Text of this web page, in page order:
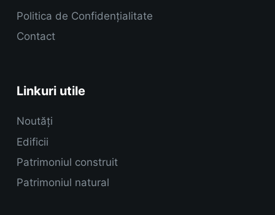
Politica de Confidențialitate
Contact
Linkuri utile
Noutăți
Edificii
Patrimoniul construit
Patrimoniul natural